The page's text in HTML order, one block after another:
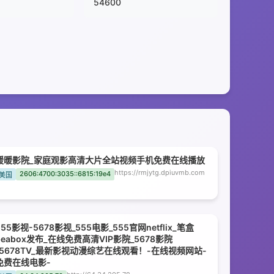
54600
暖影院_家庭观影高清大片全站视频手机免费在线播放
国 2606:4700:3035::6815:19e4 https://rmjytg.dpiuvmb.com
影视-5678影视_555电影_555官网netflix_笔盒
发布_在线免费高清VIP影院_5678影院
最新影视动漫综艺在线观看！-在线视频网站-
费在线电影-